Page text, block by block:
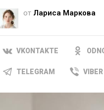
от Лариса Маркова
VKONTAKTE
TELEGRAM VIBER